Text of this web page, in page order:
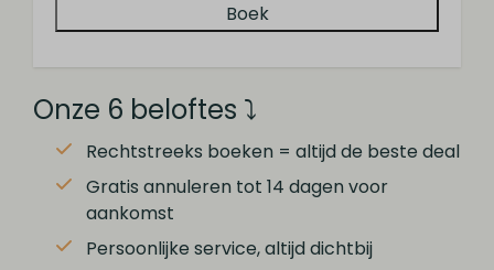
Boek
Onze 6 beloftes ⤵
Rechtstreeks boeken = altijd de beste deal
Gratis annuleren tot 14 dagen voor
aankomst
Persoonlijke service, altijd dichtbij